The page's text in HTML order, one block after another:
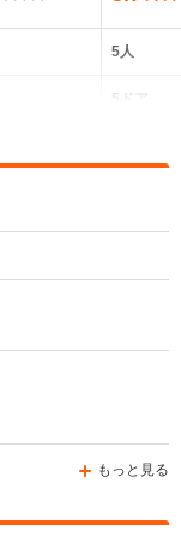
全高
5人
5ドア
全
もっと見る